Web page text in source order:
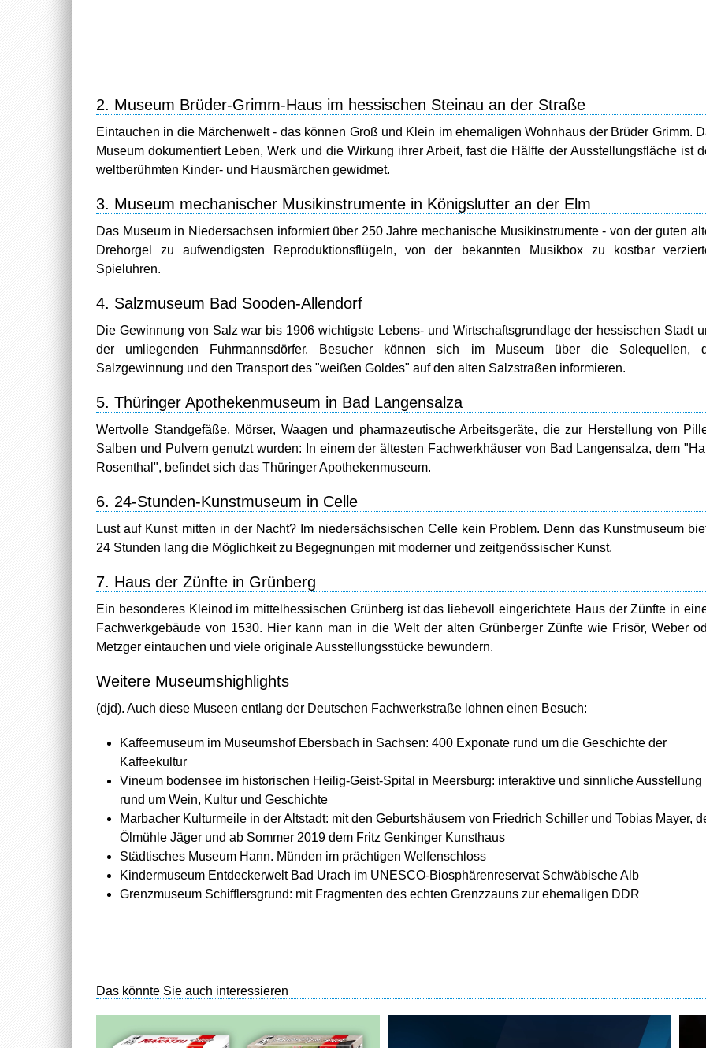
2. Museum Brüder-Grimm-Haus im hessischen Steinau an der Straße
Eintauchen in die Märchenwelt - das können Groß und Klein im ehemaligen Wohnhaus der Brüder Grimm.
Museum dokumentiert Leben, Werk und die Wirkung ihrer Arbeit, fast die Hälfte der Ausstellungsfläche ist
weltberühmten Kinder- und Hausmärchen gewidmet.
3. Museum mechanischer Musikinstrumente in Königslutter an der Elm
Das Museum in Niedersachsen informiert über 250 Jahre mechanische Musikinstrumente - von der guten
Drehorgel zu aufwendigsten Reproduktionsflügeln, von der bekannten Musikbox zu kostbar
Spieluhren.
4. Salzmuseum Bad Sooden-Allendorf
Die Gewinnung von Salz war bis 1906 wichtigste Lebens- und Wirtschaftsgrundlage der hessischen Stadt
der umliegenden Fuhrmannsdörfer. Besucher können sich im Museum über die Solequellen,
Salzgewinnung und den Transport des "weißen Goldes" auf den alten Salzstraßen informieren.
5. Thüringer Apothekenmuseum in Bad Langensalza
Wertvolle Standgefäße, Mörser, Waagen und pharmazeutische Arbeitsgeräte, die zur Herstellung von
Salben und Pulvern genutzt wurden: In einem der ältesten Fachwerkhäuser von Bad Langensalza, dem
Rosenthal", befindet sich das Thüringer Apothekenmuseum.
6. 24-Stunden-Kunstmuseum in Celle
Lust auf Kunst mitten in der Nacht? Im niedersächsischen Celle kein Problem. Denn das Kunstmuseum
24 Stunden lang die Möglichkeit zu Begegnungen mit moderner und zeitgenössischer Kunst.
7. Haus der Zünfte in Grünberg
Ein besonderes Kleinod im mittelhessischen Grünberg ist das liebevoll eingerichtete Haus der Zünfte in
Fachwerkgebäude von 1530. Hier kann man in die Welt der alten Grünberger Zünfte wie Frisör, Weber
Metzger eintauchen und viele originale Ausstellungsstücke bewundern.
Weitere Museumshighlights
(djd). Auch diese Museen entlang der Deutschen Fachwerkstraße lohnen einen Besuch:
Kaffeemuseum im Museumshof Ebersbach in Sachsen: 400 Exponate rund um die Geschichte der
Kaffeekultur
Vineum bodensee im historischen Heilig-Geist-Spital in Meersburg: interaktive und sinnliche Ausstellung
rund um Wein, Kultur und Geschichte
Marbacher Kulturmeile in der Altstadt: mit den Geburtshäusern von Friedrich Schiller und Tobias Mayer,
Ölmühle Jäger und ab Sommer 2019 dem Fritz Genkinger Kunsthaus
Städtisches Museum Hann. Münden im prächtigen Welfenschloss
Kindermuseum Entdeckerwelt Bad Urach im UNESCO-Biosphärenreservat Schwäbische Alb
Grenzmuseum Schifflersgrund: mit Fragmenten des echten Grenzzauns zur ehemaligen DDR
Das könnte Sie auch interessieren